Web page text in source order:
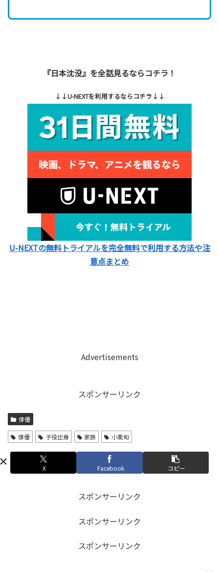
『日本沈没』を全話見るならコチラ！
↓↓U-NEXTを利用するならコチラ↓↓
U-NEXTの無料トライアルを完全無料で利用する方法や注
意点まとめ
Advertisements
スポンサーリンク
俳優
俳優 子役出身 家族 小栗旬
X Facebook コピー
スポンサーリンク
スポンサーリンク
スポンサーリンク